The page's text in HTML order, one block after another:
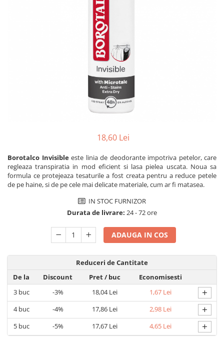
Soluții anticalcar, piatră și rugină
Detergenți diverse suprafețe
Detergenți pardoseli
Lemn și parchet
Gresie, piatră și granit
Detergent rufe capsule
Detergent rufe lichid
Detergent rufe pudră
Înălbitor și îndepărtare pete
Soluții anticalcar, igienizante și
întreținere țesături
Odorizanți
Odorizanți cameră
Apă micelară
Demachiant
Șervețele demachiante
18,60 Lei
Borotalco Invisibleeste linia de deodorante impotriva petelor, care
regleaza transpiratia in mod eficient si lasa pielea uscata. Noua sa
formula ce protejeaza tesaturile a fost creata pentru a reduce petele
de pe haine, si de pe cele mai delicate materiale, cum ar fi matasea.
IN STOC FURNIZOR
Durata de livrare: 24 - 72 ore
ADAUGA IN COS
Reduceri de Cantitate
De la
Discount Pret/ buc
Economisesti
3buc -3% 18,04 Lei 1,67 Lei +
4buc -4% 17,86 Lei 2,98 Lei +
5buc -5% 17,67 Lei 4,65 Lei +